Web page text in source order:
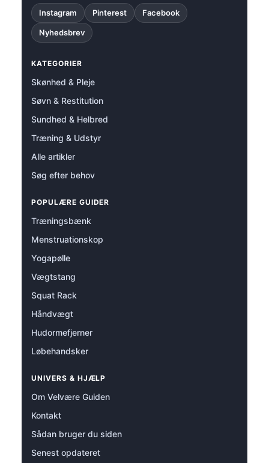
Instagram Pinterest Facebook
Nyhedsbrev
KATEGORIER
Skønhed & Pleje
Søvn & Restitution
Sundhed & Helbred
Træning & Udstyr
Alle artikler
Søg efter behov
POPULÆRE GUIDER
Træningsbænk
Menstruationskop
Yogapølle
Vægtstang
Squat Rack
Håndvægt
Hudormefjerner
Løbehandsker
UNIVERS & HJÆLP
Om Velvære Guiden
Kontakt
Sådan bruger du siden
Senest opdateret